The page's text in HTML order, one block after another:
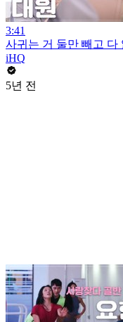
3:41
사귀는 거 둘만 빼고 다
iHQ
5년 전